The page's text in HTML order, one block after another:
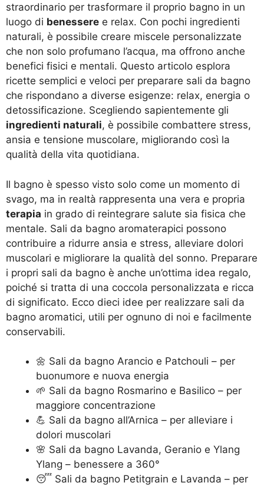
straordinario per trasformare il proprio bagno in un
luogo di benessere e relax. Con pochi ingredienti
naturali, è possibile creare miscele personalizzate
che non solo profumano l’acqua, ma offrono anche
benefici fisici e mentali. Questo articolo esplora
ricette semplici e veloci per preparare sali da bagno
che rispondano a diverse esigenze: relax, energia o
detossificazione. Scegliendo sapientemente gli
ingredienti naturali, è possibile combattere stress,
ansia e tensione muscolare, migliorando così la
qualità della vita quotidiana.
Il bagno è spesso visto solo come un momento di
svago, ma in realtà rappresenta una vera e propria
terapia in grado di reintegrare salute sia fisica che
mentale. Sali da bagno aromaterapici possono
contribuire a ridurre ansia e stress, alleviare dolori
muscolari e migliorare la qualità del sonno. Preparare
i propri sali da bagno è anche un’ottima idea regalo,
poiché si tratta di una coccola personalizzata e ricca
di significato. Ecco dieci idee per realizzare sali da
bagno aromatici, utili per ognuno di noi e facilmente
conservabili.
🌼 Sali da bagno Arancio e Patchouli – per
buonumore e nuova energia
🌱 Sali da bagno Rosmarino e Basilico – per
maggiore concentrazione
💪 Sali da bagno all’Arnica – per alleviare i
dolori muscolari
🌸 Sali da bagno Lavanda, Geranio e Ylang
Ylang – benessere a 360°
😴 Sali da bagno Petitgrain e Lavanda – per